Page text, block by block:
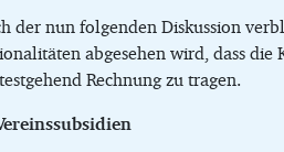
der nun folgenden Diskussion
abgesehen wird, dass
Rechnung zu tragen.